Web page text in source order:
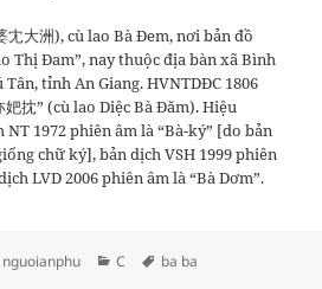
冘大洲), cù lao Bà Đem, nơi bản đồ
Thị Đam”, nay thuộc địa bàn xã Bình
tỉnh An Giang. HVNTDĐC 1806
抌” (cù lao Diệc Bà Đăm). Hiệu
1972 phiên âm là “Bà-ký” [do bản
chữ ký], bản dịch VSH 1999 phiên
LVD 2006 phiên âm là “Bà Dơm”.
Tác
nguoianphu
Danh
C Thẻ
ba ba